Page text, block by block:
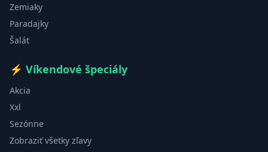
Zemiaky
Paradajky
Šalát
⚡ Víkendové špeciály
Akcia
Xxl
Sezónne
Zobraziť všetky zľavy